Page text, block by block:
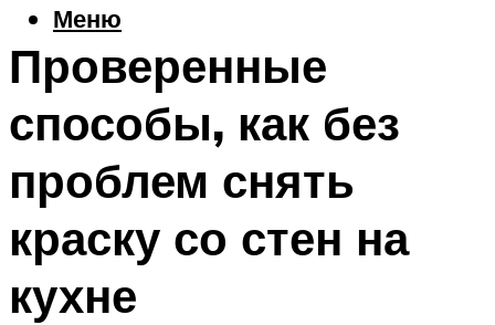
Меню
Проверенные
способы, как без
проблем снять
краску со стен на
кухне